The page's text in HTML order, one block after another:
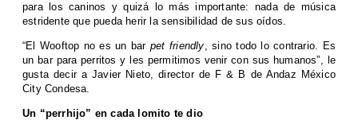
para los caninos y quizá lo más importante: nada de música
estridente que pueda herir la sensibilidad de sus oídos.
“El Wooftop no es un bar pet friendly, sino todo lo contrario. Es
un bar para perritos y les permitimos venir con sus humanos”, le
gusta decir a Javier Nieto, director de F & B de Andaz México
City Condesa.
Un “perrhijo” en cada lomito te dio